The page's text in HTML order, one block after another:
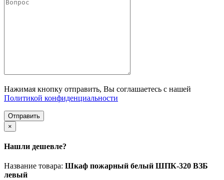
Нажимая кнопку отправить, Вы соглашаетесь с нашей
Политикой конфиденциальности
Отправить
×
Нашли дешевле?
Название товара: Шкаф пожарный белый ШПК-320 ВЗБ
левый